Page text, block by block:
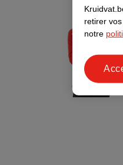
retirer
notre